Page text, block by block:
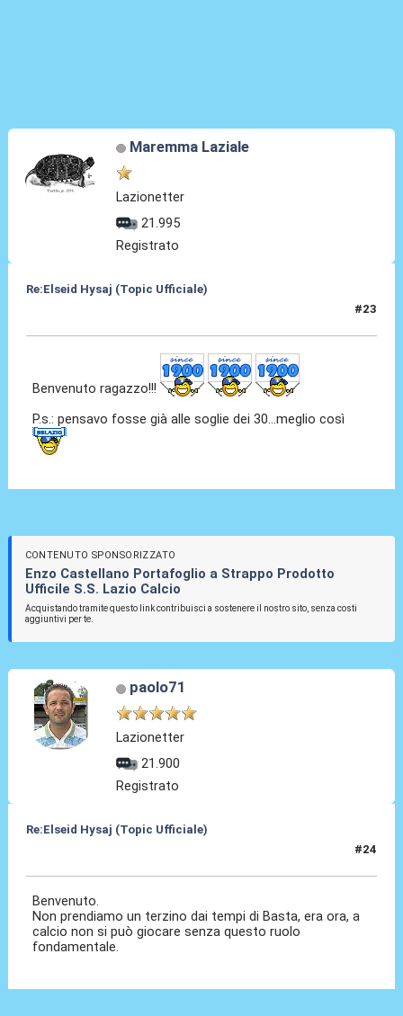
Maremma Laziale
Lazionetter
21.995
Registrato
Re:Elseid Hysaj (Topic Ufficiale)
#23
Benvenuto ragazzo!!!
P.s.: pensavo fosse già alle soglie dei 30...meglio così
CONTENUTO SPONSORIZZATO
Enzo Castellano Portafoglio a Strappo Prodotto
Ufficile S.S. Lazio Calcio
Acquistando tramite questo link contribuisci a sostenere il nostro sito, senza costi
aggiuntivi per te.
paolo71
Lazionetter
21.900
Registrato
Re:Elseid Hysaj (Topic Ufficiale)
#24
Benvenuto.
Non prendiamo un terzino dai tempi di Basta, era ora, a
calcio non si può giocare senza questo ruolo
fondamentale.